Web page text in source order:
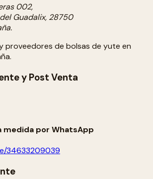
002,
Guadalix, 28750
proveedores de bolsas de yute en
y Post Venta
medida por WhatsApp
34633209039